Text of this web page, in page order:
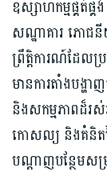
ឧស្សាហកម្មផ្គត់ផ្
សណ្ឋាគារ ភោជនី
ព្រឹត្តិការណ៍ដែលប្
មានការតាំងបង្ហ
និងសកម្មភាពដ៏រស់
កោសល្យ និងគំនិតច្
បណ្តាញបន្ថែមស